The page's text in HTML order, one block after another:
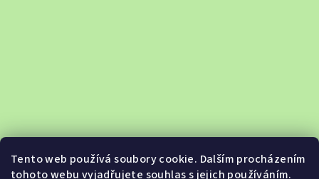
Tento web používá soubory cookie. Dalším procházením
tohoto webu vyjadřujete souhlas s jejich používáním.